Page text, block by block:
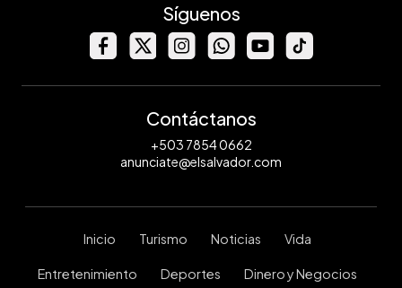
Síguenos
Contáctanos
+503 7854 0662
anunciate@elsalvador.com
Inicio Turismo Noticias Vida
Entretenimiento Deportes Dinero y Negocios